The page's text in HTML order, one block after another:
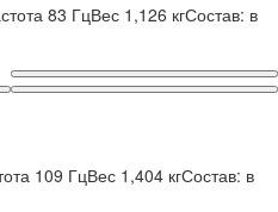
83 ГцВес 1,126 кгСостав: в
109 ГцВес 1,404 кгСостав: в